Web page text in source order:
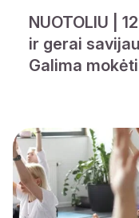
NUOTOLIU |
ir gerai
Galima